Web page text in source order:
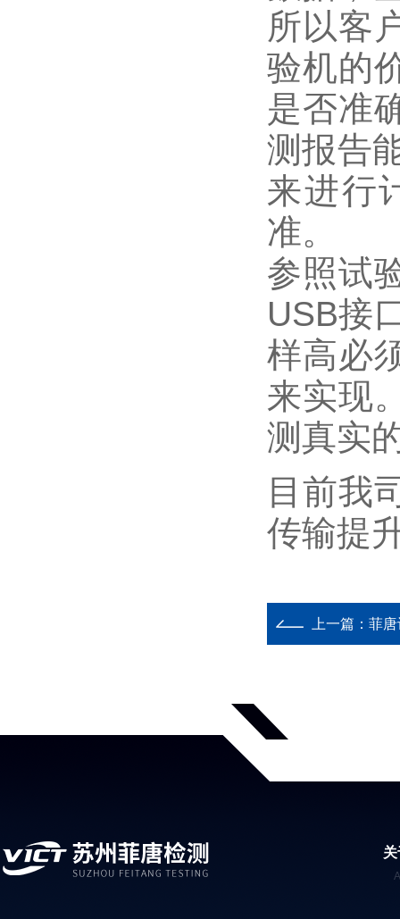
所以客
验机的
是否准
测报告
来进行
准。
参照试
USB接
样高必
来实现
测真实
目前我
传输提
上一篇： 菲